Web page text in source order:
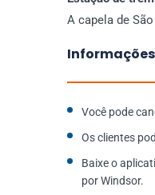
A capela de
Você pode
Os clientes
Baixe o
por Windsor.